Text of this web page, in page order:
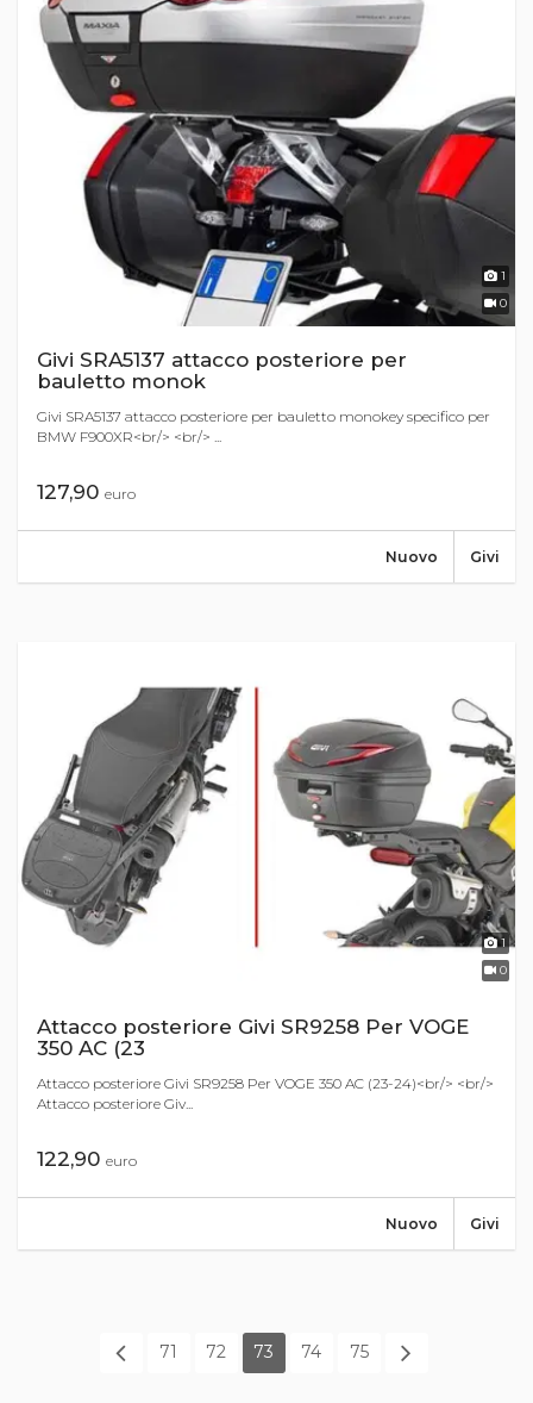
1
0
Givi SRA5137 attacco posteriore per
bauletto monok
Givi SRA5137 attacco posteriore per bauletto monokey specifico per
BMW F900XR<br/> <br/> ...
127,90 euro
Givi
Nuovo
1
0
Attacco posteriore Givi SR9258 Per VOGE
350 AC (23
Attacco posteriore Givi SR9258 Per VOGE 350 AC (23-24)<br/> <br/>
Attacco posteriore Giv...
122,90 euro
Givi
Nuovo
71 72 73 74 75